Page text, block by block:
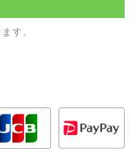
す。